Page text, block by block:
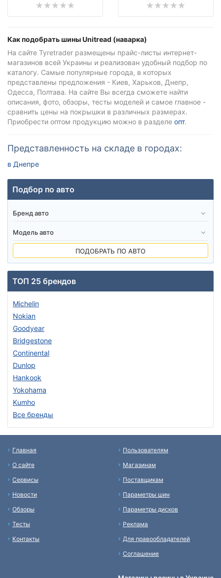
Как подобрать шины Unitread (наварка)
На сайте Tyretrader размещены прайс-листы интернет-
магазинов всей Украины и реализован удобный подбор по
каталогу. Самые популярные города, в которых
представлены предложения - Киев, Харьков, Днепр,
Одесса, Полтава. На сайте Вы всегда сможете найти
описания, фото, обзоры, тесты моделей и самое главное -
сравнить цены на покрышки в различных размерах.
Приобрести оптом продукцию можно в разделе опт.
Представленность на складе в городах:
в Днепре
Подбор по авто
ПОДОБРАТЬ ПО АВТО
ТОП 25 брендов
Michelin
Nokian
Goodyear
Bridgestone
Continental
Dunlop
Hankook
Yokohama
Kumho
Все бренды
Главная
О сайте
Сервисы
Новости
Обзоры
Тесты
Контакты
Пользователям
Магазинам
Поставщикам
Параметры шин
Параметры дисков
Реклама
Для правообладателей
Соглашение